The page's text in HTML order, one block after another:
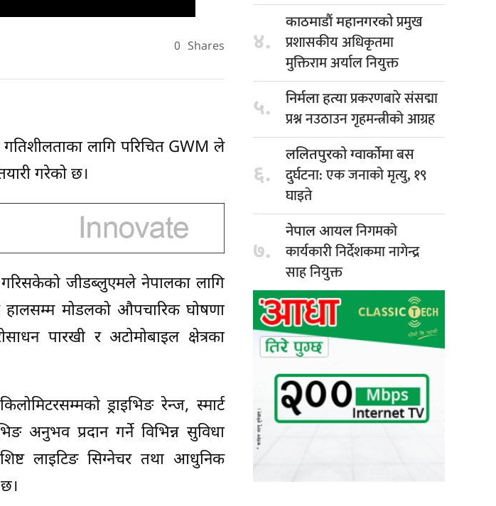
0 Shares
गतिशीलताका लागि परिचित GWM ले
गरेको छ।
गरिसकेको जीडब्लुएमले नेपालका लागि
हालसम्म मोडलको औपचारिक घोषणा
पारखी र अटोमोबाइल क्षेत्रका
ड्राइभिङ रेन्ज, स्मार्ट
अनुभव प्रदान गर्ने विभिन्न सुविधा
लाइटिङ सिग्नेचर तथा आधुनिक
४.
काठमाडौं महानगरकोप्रमुख
प्रशासकीय अधिकृतमा
मुक्तिराम अर्याल नियुक्त
५. निर्मला हत्याप्रकरणबारे संसद्मा
प्रश्न नउठाउन गृहमन्त्रीको आग्रह
६.
ललितपुरको ग्वार्कोमाबस
दुर्घटना: एक जनाकाे मृत्यु, १९
घाइते
७.
नेपाल आयलनिगमको
कार्यकारी निर्देशकमा नागेन्द्र
साह नियुक्त